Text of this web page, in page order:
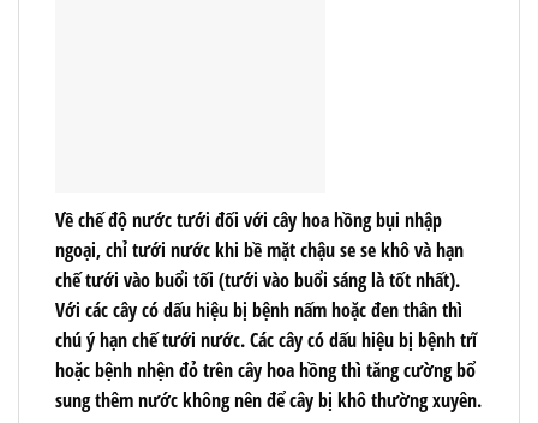
Về chế độ nước tưới đối với cây hoa hồng bụi nhập
ngoại, chỉ tưới nước khi bề mặt chậu se se khô và hạn
chế tưới vào buổi tối (tưới vào buổi sáng là tốt nhất).
Với các cây có dấu hiệu bị bệnh nấm hoặc đen thân thì
chú ý hạn chế tưới nước. Các cây có dấu hiệu bị bệnh trĩ
hoặc bệnh nhện đỏ trên cây hoa hồng thì tăng cường bổ
sung thêm nước không nên để cây bị khô thường xuyên.